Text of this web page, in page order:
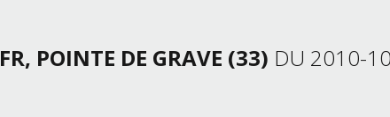
FR, POINTE DE GRAVE (33) DU 2010-